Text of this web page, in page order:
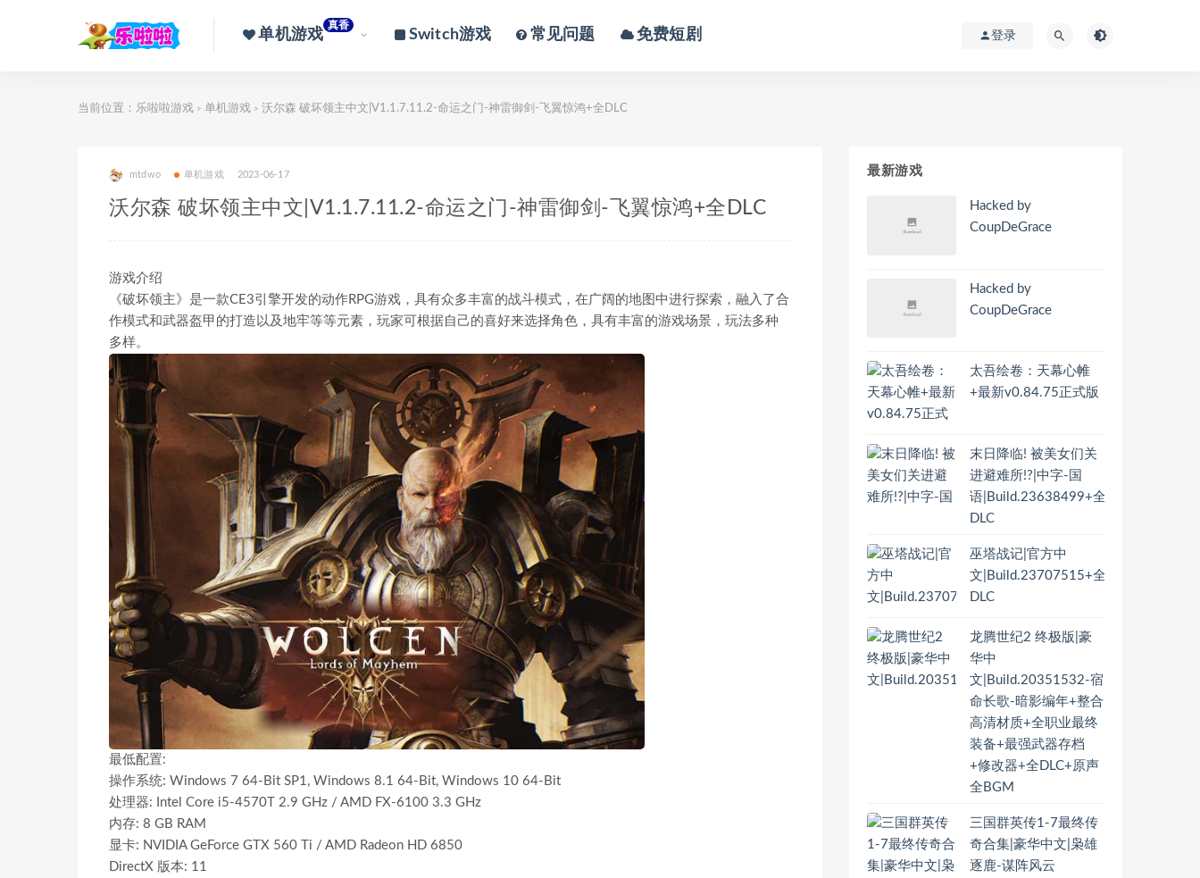
单机游戏
真香
Switch游戏 常见问题 免费短剧 登录
当前位置： 乐啦啦游戏 > 单机游戏 > 沃尔森 破坏领主中文|V1.1.7.11.2-命运之门-神雷御剑-飞翼惊鸿+全DLC
mtdwo 单机游戏 2023-06-17
沃尔森 破坏领主中文|V1.1.7.11.2-命运之门-神雷御剑-飞翼惊鸿+全DLC
游戏介绍
《破坏领主》是一款CE3引擎开发的动作RPG游戏，具有众多丰富的战斗模式，在广阔的地图中进行探索，融入了合
作模式和武器盔甲的打造以及地牢等等元素，玩家可根据自己的喜好来选择角色，具有丰富的游戏场景，玩法多种
多样。
最低配置:
操作系统: Windows 7 64-Bit SP1, Windows 8.1 64-Bit, Windows 10 64-Bit
处理器: Intel Core i5-4570T 2.9 GHz / AMD FX-6100 3.3 GHz
内存: 8 GB RAM
显卡: NVIDIA GeForce GTX 560 Ti / AMD Radeon HD 6850
DirectX 版本: 11
最新游戏
Hacked by
CoupDeGrace
Hacked by
CoupDeGrace
太吾绘卷：天幕心帷
+最新v0.84.75正式版
末日降临! 被美女们关
进避难所!?|中字-国
语|Build.23638499+全
DLC
巫塔战记|官方中
文|Build.23707515+全
DLC
龙腾世纪2 终极版|豪
华中
文|Build.20351532-宿
命长歌-暗影编年+整合
高清材质+全职业最终
装备+最强武器存档
+修改器+全DLC+原声
全BGM
三国群英传1-7最终传
奇合集|豪华中文|枭雄
逐鹿-谋阵风云